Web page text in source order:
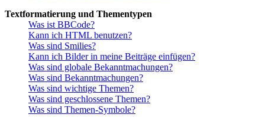
Textformatierung und Thementypen
Was ist BBCode?
Kann ich HTML benutzen?
Was sind Smilies?
Kann ich Bilder in meine Beiträge einfügen?
Was sind globale Bekanntmachungen?
Was sind Bekanntmachungen?
Was sind wichtige Themen?
Was sind geschlossene Themen?
Was sind Themen-Symbole?